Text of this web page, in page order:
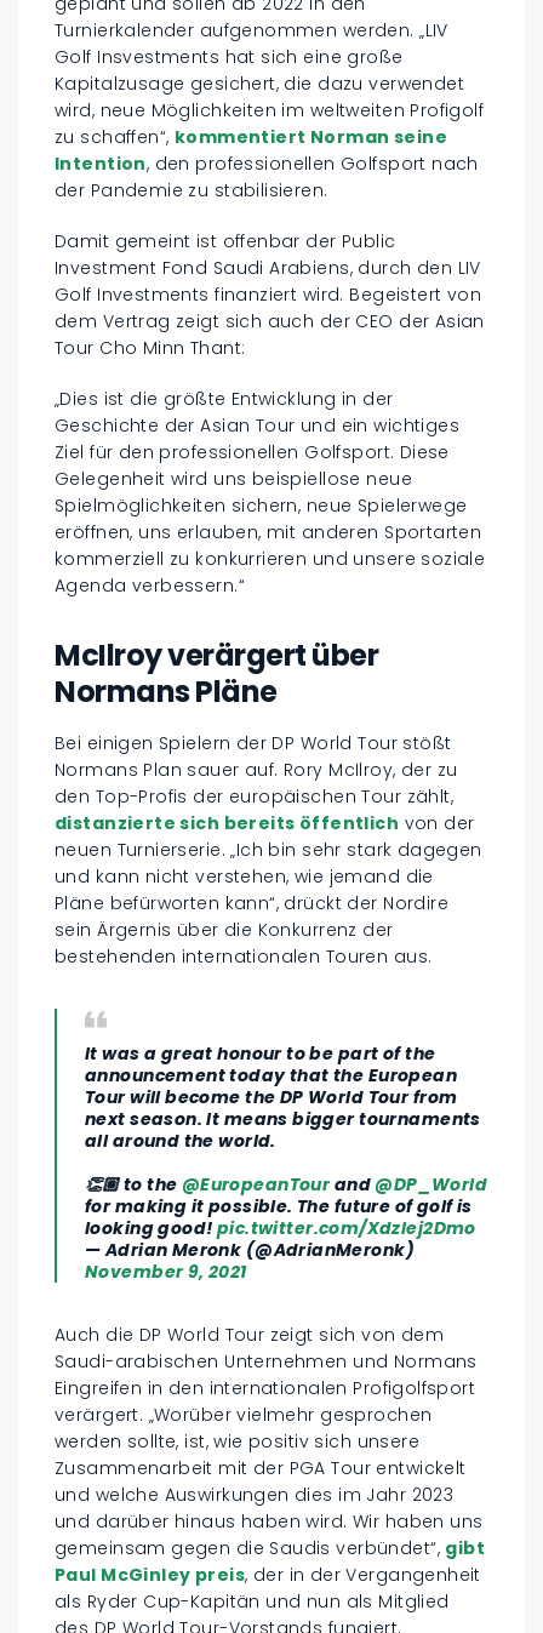
Turnierkalender aufgenommen werden. „LIV
Golf Insvestments hat sich eine große
Kapitalzusage gesichert, die dazu verwendet
wird, neue Möglichkeiten im weltweiten Profigolf
zu schaffen“, kommentiert Norman seine
Intention, den professionellen Golfsport nach
der Pandemie zu stabilisieren.
Damit gemeint ist offenbar der Public
Investment Fond Saudi Arabiens, durch den LIV
Golf Investments finanziert wird. Begeistert von
dem Vertrag zeigt sich auch der CEO der Asian
Tour Cho Minn Thant:
„Dies ist die größte Entwicklung in der
Geschichte der Asian Tour und ein wichtiges
Ziel für den professionellen Golfsport. Diese
Gelegenheit wird uns beispiellose neue
Spielmöglichkeiten sichern, neue Spielerwege
eröffnen, uns erlauben, mit anderen Sportarten
kommerziell zu konkurrieren und unsere soziale
Agenda verbessern.“
McIlroy verärgert über
Normans Pläne
Bei einigen Spielern der DP World Tour stößt
Normans Plan sauer auf. Rory McIlroy, der zu
den Top-Profis der europäischen Tour zählt,
distanzierte sich bereits öffentlich von der
neuen Turnierserie. „Ich bin sehr stark dagegen
und kann nicht verstehen, wie jemand die
Pläne befürworten kann“, drückt der Nordire
sein Ärgernis über die Konkurrenz der
bestehenden internationalen Touren aus.
It was a great honour to be part of the
announcement today that the European
Tour will become the DP World Tour from
next season. It means bigger tournaments
all around the world.
👏🏽 to the @EuropeanTourand @DP_World
for making it possible. The future of golf is
looking good! pic.twitter.com/XdzIej2Dmo
— Adrian Meronk (@AdrianMeronk)
November 9, 2021
Auch die DP World Tour zeigt sich von dem
Saudi-arabischen Unternehmen und Normans
Eingreifen in den internationalen Profigolfsport
verärgert. „Worüber vielmehr gesprochen
werden sollte, ist, wie positiv sich unsere
Zusammenarbeit mit der PGA Tour entwickelt
und welche Auswirkungen dies im Jahr 2023
und darüber hinaus haben wird. Wir haben uns
gemeinsam gegen die Saudis verbündet“, gibt
Paul McGinley preis, der in der Vergangenheit
als Ryder Cup-Kapitän und nun als Mitglied
des DP World Tour-Vorstands fungiert.